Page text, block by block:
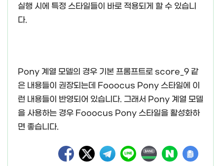
실행 시에 특정 스타일들이 바로 적용되게 할 수 있습니
다.
Pony 계열 모델의 경우 기본 프롬프트로 score_9 같
은 내용들이 권장되는데 Fooocus Pony 스타일에 이
런 내용들이 반영되어 있습니다. 그래서 Pony 계열 모델
을 사용하는 경우 Fooocus Pony 스타일을 활성화하
면 좋습니다.